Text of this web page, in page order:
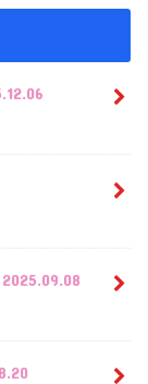
2025.09.08